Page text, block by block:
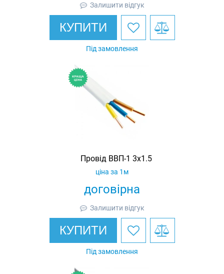
Залишити відгук
КУПИТИ
Під замовлення
Провід ВВП-1 3х1.5
договірна
ціна за 1м
Залишити відгук
КУПИТИ
Під замовлення